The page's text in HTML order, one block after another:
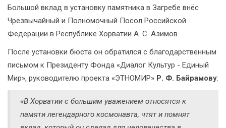
Большой вклад в установку памятника в Загребе внёс
Чрезвычайный и Полномочный Посол Российской
Федерации в Республике Хорватии А. С. Азимов.
После установки бюста он обратился с благодарственным
письмом к Президенту Фонда «Диалог Культур - Единый
Мир», руководителю проекта «ЭТНОМИР» Р. Ф. Байрамову:
«В Хорватии с большим уважением относятся к
памяти легендарного космонавта, чтят и помнят